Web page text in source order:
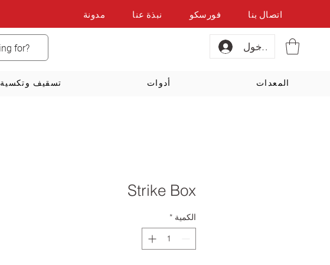
مدونة نبذة عنا فورسكو اتصال بنا
تسجيل الدخول
تسقيف وتكسية أدوات المعدات
Strike Box
الكمية *